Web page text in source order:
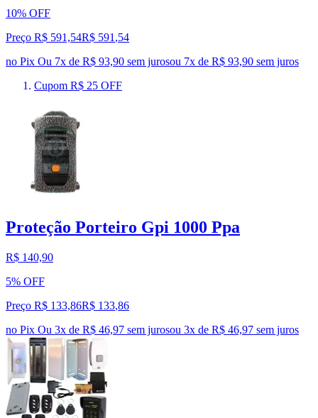
10% OFF
Preço R$ 591,54R$ 591 ,54
no Pix Ou 7x de R$ 93,90 sem jurosou 7x de R$ 93,90 sem juros
Cupom R$ 25 OFF
Proteção Porteiro Gpi 1000 Ppa
R$ 140,90
5% OFF
Preço R$ 133,86R$ 133,86
no Pix Ou 3x de R$ 46,97 sem jurosou 3x de R$ 46,97 sem juros